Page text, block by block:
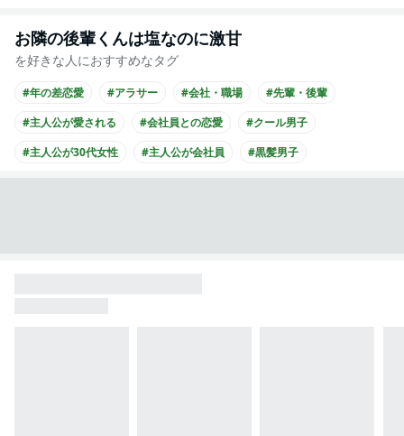
お隣の後輩くんは塩なのに激甘
を好きな人におすすめなタグ
#年の差恋愛 #アラサー #会社・職場
#先輩・後輩
#主人公が愛される
#会社員との恋愛
#クール男子
#主人公が30代女性
#主人公が会社員 #黒髪男子